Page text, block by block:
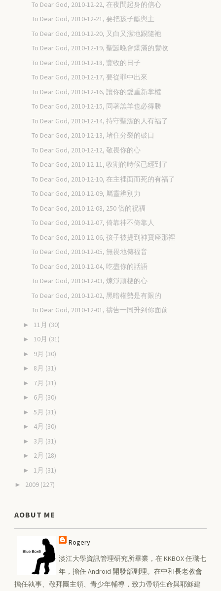
To Dear God, 2010-12-22, 在夜間起身的信心
To Dear God, 2010-12-21, 要把孩子獻與主
To Dear God, 2010-12-20, 又白又潔地跟隨祂
To Dear God, 2010-12-19, 聖誕晚會爆滿的豐收
To Dear God, 2010-12-18, 豐收的日子
To Dear God, 2010-12-17, 要從罪中出來
To Dear God, 2010-12-16, 讓你的愛重新掌權
To Dear God, 2010-12-15, 同著羔羊也必得勝
To Dear God, 2010-12-14, 持守聖潔的人有福了
To Dear God, 2010-12-13, 堵住分裂的破口
To Dear God, 2010-12-12, 敬畏你的心
To Dear God, 2010-12-11, 收割的時候已經到了
To Dear God, 2010-12-10, 在主裡面而死的有福了
To Dear God, 2010-12-09, 屬靈辨別力
To Dear God, 2010-12-08, 250 倍的祝福
To Dear God, 2010-12-07, 倚靠神不倚靠人
To Dear God, 2010-12-06, 孩子被提到神寶座那裡
To Dear God, 2010-12-05, 無畏地傳福音
To Dear God, 2010-12-04, 吃盡你的話語
To Dear God, 2010-12-03, 煉淨頑梗的心
To Dear God, 2010-12-02, 黑暗權勢是有限的
To Dear God, 2010-12-01, 禱告一同升到你面前
► 11月 (30)
► 10月 (31)
► 9月 (30)
► 8月 (31)
► 7月 (31)
► 6月 (30)
► 5月 (31)
► 4月 (30)
► 3月 (31)
► 2月 (28)
► 1月 (31)
► 2009 (227)
AOBUT ME
Rogery
淡江大學資訊管理研究所畢業，在 KKBOX 任職七
年，擔任 Android 開發部副理。在中和長老教會
擔任執事、敬拜團主領、青少年輔導，致力帶領生命與耶穌建